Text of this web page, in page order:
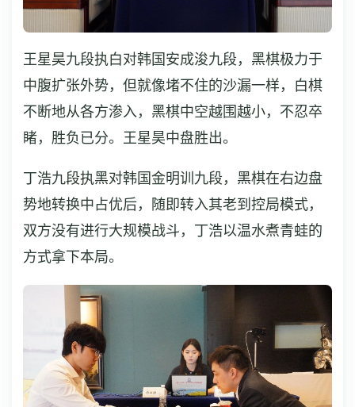
王星昊九段执白对韩国安成浚九段，黑棋极力于
中腹扩张外势，但就像堵不住的沙漏一样，白棋
不断地从各方渗入，黑棋中空越围越小，不忍卒
睹，胜负已分。王星昊中盘胜出。
丁浩九段执黑对韩国金明训九段，黑棋在右边盘
势地转换中占优后，随即转入其老到控局模式，
双方没有进行大规模战斗，丁浩以温水煮青蛙的
方式拿下本局。